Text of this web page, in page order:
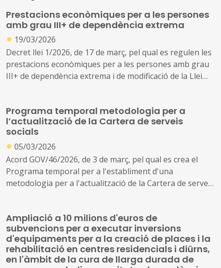
Prestacions econòmiques per a les persones
amb grau III+ de dependència extrema
● 19/03/2026
Decret llei 1/2026, de 17 de març, pel qual es regulen les
prestacions econòmiques per a les persones amb grau
III+ de dependència extrema i de modificació de la Llei
Programa temporal metodologia per a
l’actualització de la Cartera de serveis
socials
● 05/03/2026
Acord GOV/46/2026, de 3 de març, pel qual es crea el
Programa temporal per a l'establiment d'una
metodologia per a l'actualització de la Cartera de serveis
Ampliació a 10 milions d'euros de
subvencions per a executar inversions
d'equipaments per a la creació de places i la
rehabilitació en centres residencials i diürns,
en l'àmbit de la cura de llarga durada de